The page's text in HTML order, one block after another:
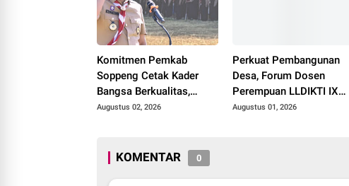
Komitmen Pemkab
Soppeng Cetak Kader
Bangsa Berkualitas,
Bupati Suwardi Buka
Augustus 02, 2026
Perkuat Pembangunan
Desa, Forum Dosen
Perempuan LLDIKTI IX
Sultanbatara Kunjungi
Augustus 01, 2026
KOMENTAR 0